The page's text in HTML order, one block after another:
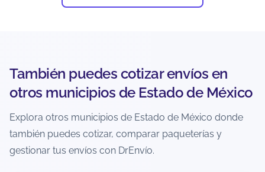
mensajería puede establecer restricciones
adicionales, por lo que es responsabilidad del
usuario verificar las condiciones antes de generar
¿Hay recolección a domicilio en
También puedes cotizar envíos en
otros municipios de Estado de México
Explora otros municipios de Estado de México donde
también puedes cotizar, comparar paqueterías y
gestionar tus envíos con DrEnvío.